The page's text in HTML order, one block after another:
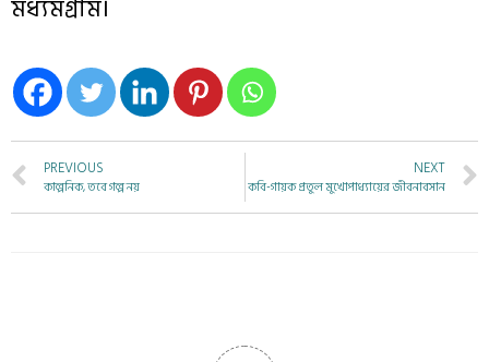
মধ্যমগ্রাম।
PREVIOUS
কাল্পনিক, তবে গল্প নয়
NEXT
কবি-গায়ক প্রতুল মুখোপাধ্যায়ের জীবনাবসান